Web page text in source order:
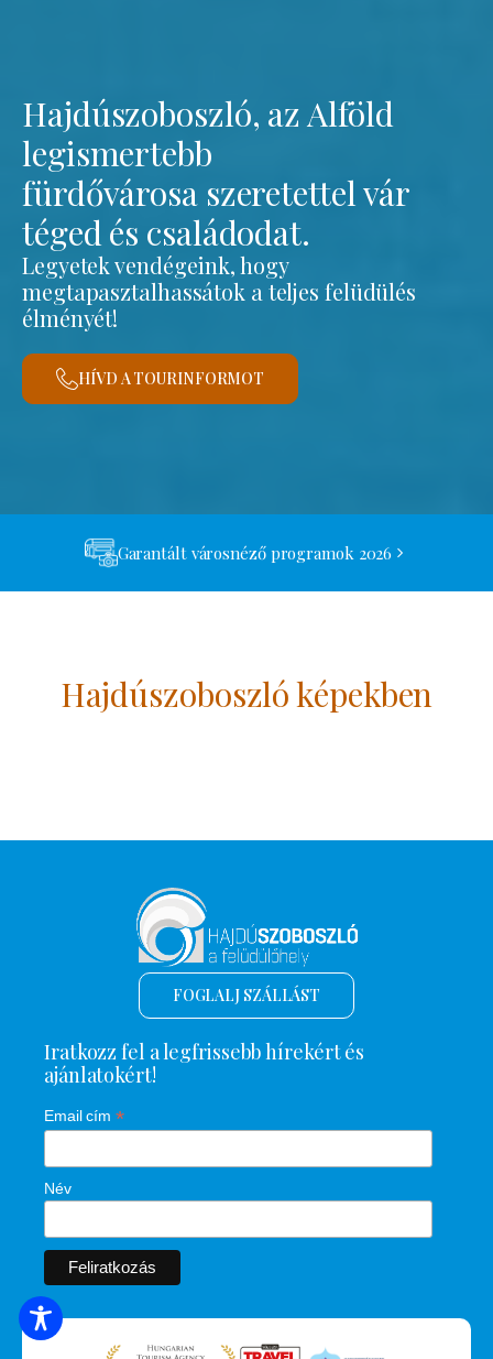
Hajdúszoboszló, az Alföld
legismertebb
fürdővárosa szeretettel vár
téged és családodat.
Legyetek vendégeink, hogy
megtapasztalhassátok a teljes felüdülés
élményét!
HÍVD A TOURINFORMOT
Garantált városnéző programok 2026
Hajdúszoboszló képekben
FOGLALJ SZÁLLÁST
Iratkozz fel a legfrissebb hírekért és
ajánlatokért!
Email cím *
Név